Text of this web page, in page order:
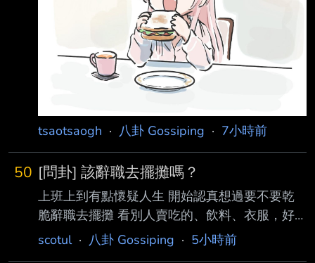
步；長崎市政府也說，安排與去年相同。對
此，民進黨團幹事長莊瑞雄今（10日）直言，這
確實對台灣非常不禮貌，當然要表達抗議 ，但
不會因此影響台日友誼。綠委林楚茵也說，台日
情誼不能因中國介入而心生嫌隙，「 這些想要
tsaotsaogh · 八卦 Gossiping · 7小時前
50 [問卦] 該辭職去擺攤嗎？
上班上到有點懷疑人生 開始認真想過要不要乾
脆辭職去擺攤 看別人賣吃的、飲料、衣服，好
像做得好的話收入也不差 而且至少時間是自己
scotul· 八卦 Gossiping · 5小時前